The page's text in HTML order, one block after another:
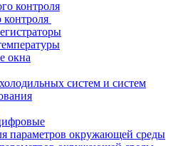
окна
систем и систем